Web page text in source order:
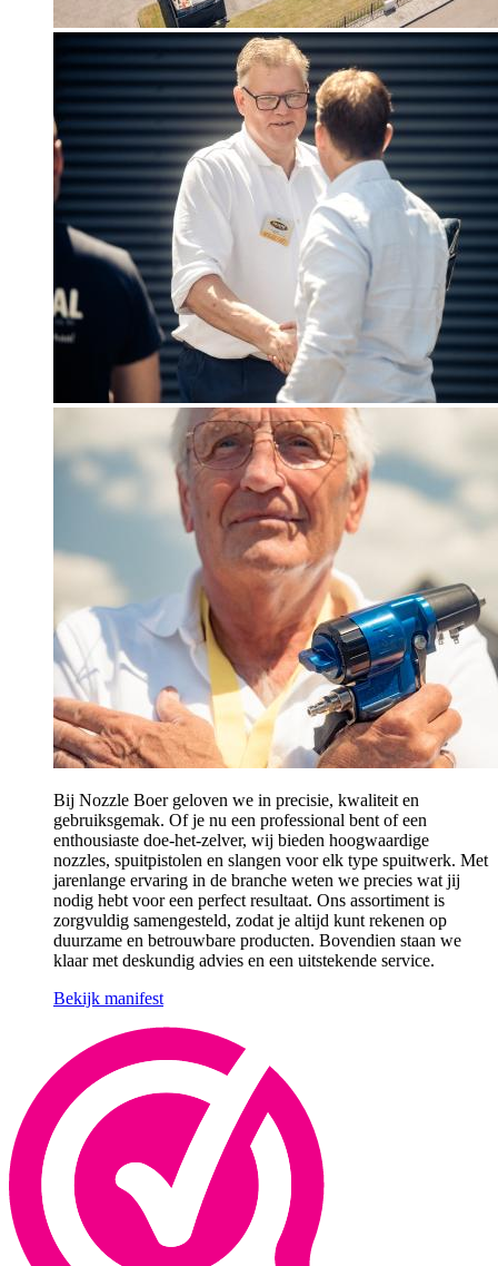
Bij Nozzle Boer geloven we in precisie, kwaliteit en
gebruiksgemak. Of je nu een professional bent of een
enthousiaste doe-het-zelver, wij bieden hoogwaardige
nozzles, spuitpistolen en slangen voor elk type spuitwerk. Met
jarenlange ervaring in de branche weten we precies wat jij
nodig hebt voor een perfect resultaat. Ons assortiment is
zorgvuldig samengesteld, zodat je altijd kunt rekenen op
duurzame en betrouwbare producten. Bovendien staan we
klaar met deskundig advies en een uitstekende service.
Bekijk manifest